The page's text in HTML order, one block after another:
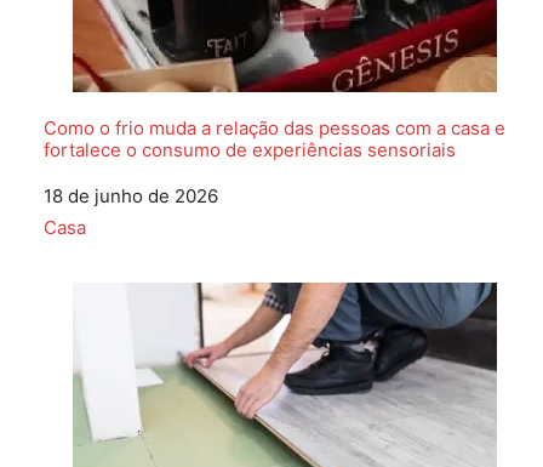
Como o frio muda a relação das pessoas com a casa e
fortalece o consumo de experiências sensoriais
Data
18 de junho de 2026
Em relação a
Casa